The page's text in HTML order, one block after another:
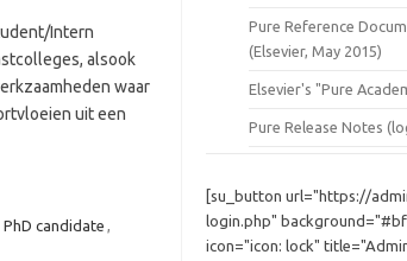
Intern
alsook
waar
uit een
PhD candidate ,
Pure Reference
(Elsevier, May 2015)
Elsevier's "Pure
Pure Release Notes (
[su_button url="https://
login.php"
icon="icon: lock"